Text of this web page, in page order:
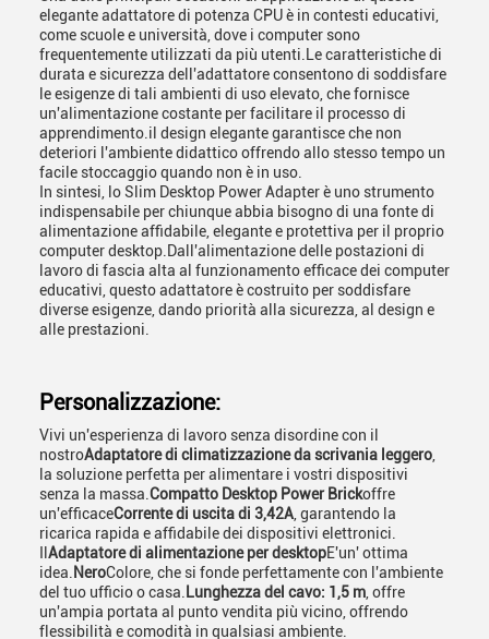
elegante adattatore di potenza CPU è in contesti educativi,
come scuole e università, dove i computer sono
frequentemente utilizzati da più utenti.Le caratteristiche di
durata e sicurezza dell'adattatore consentono di soddisfare
le esigenze di tali ambienti di uso elevato, che fornisce
un'alimentazione costante per facilitare il processo di
apprendimento.il design elegante garantisce che non
deteriori l'ambiente didattico offrendo allo stesso tempo un
facile stoccaggio quando non è in uso.
In sintesi, lo Slim Desktop Power Adapter è uno strumento
indispensabile per chiunque abbia bisogno di una fonte di
alimentazione affidabile, elegante e protettiva per il proprio
computer desktop.Dall'alimentazione delle postazioni di
lavoro di fascia alta al funzionamento efficace dei computer
educativi, questo adattatore è costruito per soddisfare
diverse esigenze, dando priorità alla sicurezza, al design e
alle prestazioni.
Personalizzazione:
Vivi un'esperienza di lavoro senza disordine con il
nostroAdaptatore di climatizzazione da scrivania leggero
la soluzione perfetta per alimentare i vostri dispositivi
senza la massa. Compatto Desktop Power Brickoffre
un'efficaceCorrente di uscita di 3,42A , garantendo la
ricarica rapida e affidabile dei dispositivi elettronici.
Adaptatore di alimentazione per desktopE'un' ottima
idea. NeroColore, che si fonde perfettamente con l'ambiente
del tuo ufficio o casa. Lunghezza del cavo: 1,5 m , offre
un'ampia portata al punto vendita più vicino, offrendo
flessibilità e comodità in qualsiasi ambiente.